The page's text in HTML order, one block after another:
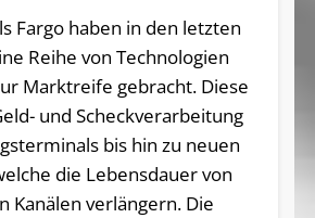
Fargo haben in den letzten
Reihe von Technologien
Marktreife gebracht. Diese
und Scheckverarbeitung
bis hin zu neuen
die Lebensdauer von
Kanälen verlängern. Die